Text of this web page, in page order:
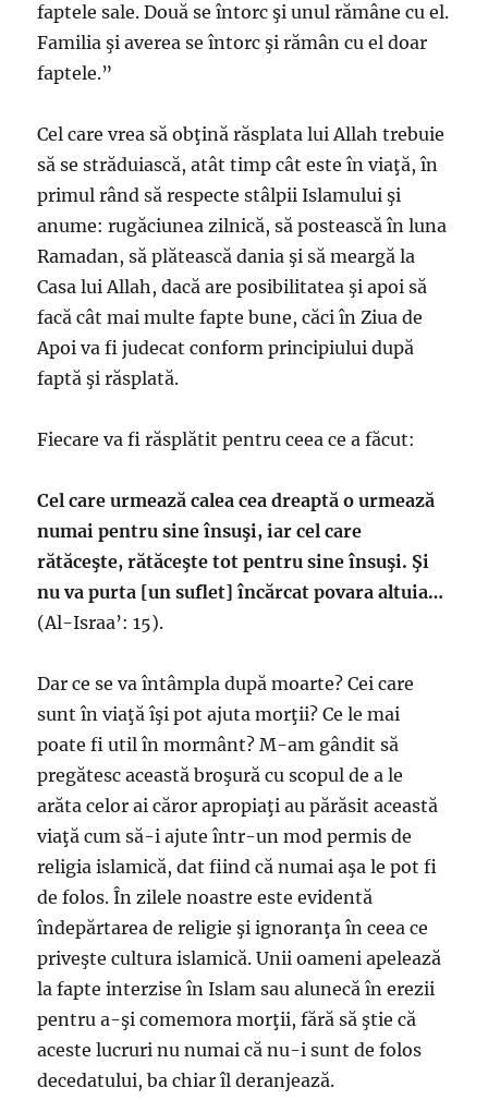
faptele sale. Două se întorc şi unul rămâne cu el.
Familia şi averea se întorc şi rămân cu el doar
faptele.”
Cel care vrea să obţină răsplata lui Allah trebuie
să se străduiască, atât timp cât este în viaţă, în
primul rând să respecte stâlpii Islamului şi
anume: rugăciunea zilnică, să postească în luna
Ramadan, să plătească dania şi să meargă la
Casa lui Allah, dacă are posibilitatea şi apoi să
facă cât mai multe fapte bune, căci în Ziua de
Apoi va fi judecat conform principiului după
faptă şi răsplată.
Fiecare va fi răsplătit pentru ceea ce a făcut:
Cel care urmează calea cea dreaptă o urmează
numai pentru sine însuşi, iar cel care
rătăceşte, rătăceşte tot pentru sine însuşi. Şi
nu va purta [un suflet] încărcat povara altuia…
(Al-Israa’: 15).
Dar ce se va întâmpla după moarte? Cei care
sunt în viaţă îşi pot ajuta morţii? Ce le mai
poate fi util în mormânt? M-am gândit să
pregătesc această broşură cu scopul de a le
arăta celor ai căror apropiaţi au părăsit această
viaţă cum să-i ajute într-un mod permis de
religia islamică, dat fiind că numai aşa le pot fi
de folos. În zilele noastre este evidentă
îndepărtarea de religie şi ignoranţa în ceea ce
priveşte cultura islamică. Unii oameni apelează
la fapte interzise în Islam sau alunecă în erezii
pentru a-şi comemora morţii, fără să ştie că
aceste lucruri nu numai că nu-i sunt de folos
decedatului, ba chiar îl deranjează.